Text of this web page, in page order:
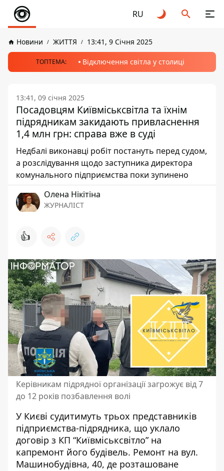
RU
Новини ЖИТТЯ 13:41, 9 Січня 2025
ТОПТЕМА: Відключення світла у столиці
13:41, 09 січня 2025
Посадовцям Київміськсвітла та їхнім
підрядникам закидають привласнення
1,4 млн грн: справа вже в суді
Недбалі виконавці робіт постануть перед судом,
а розслідування щодо заступника директора
комунального підприємства поки зупинено
Олена Нікітіна
ЖУРНАЛІСТ
👍
Керівникам підрядної організації загрожує від 7
до 12 років позбавлення волі
У Києві судитимуть трьох представників
підприємства-підрядника, що уклало
договір з КП “Київміськсвітло” на
капремонт його будівель. Ремонт на вул.
Машинобудівна, 40, де розташоване